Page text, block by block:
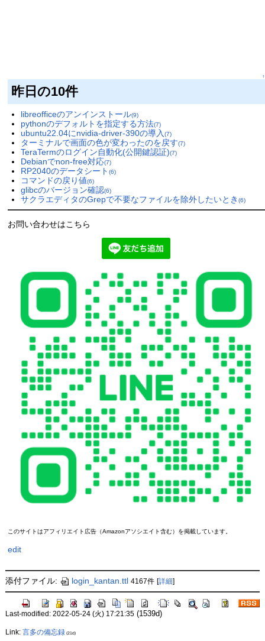
↑
昨日の10件
libreofficeのアンインストール(9)
pythonのデフォルトを指定する方法(7)
ubuntu22.04にnvidia-driver-390の導入(7)
ターミナルで画面の色が変わったのを戻す(7)
TeraTermのログイン自動化(公開鍵認証)(7)
Debianでnon-free対応(7)
RP2040のデータシート (6)
コマンドの戻り値(6)
glibcのバージョン確認(6)
サクラエディタのGrepで不要なファイルを除外したいとき (6)
お問い合わせはこちら
このサイトはアフィリエイト広告（Amazonアソシエイト含む）を掲載しています。
edit
添付ファイル: login_kantan.ttl 4167件 [詳細]
Last-modified: 2022-05-24 (火) 17:21:35(1539d)
Link: 言多の備忘録(21d)